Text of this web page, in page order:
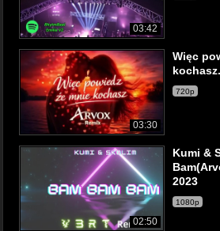
03:42
03:30
Więc
720p
02:50
Kumi &
2023
1080p